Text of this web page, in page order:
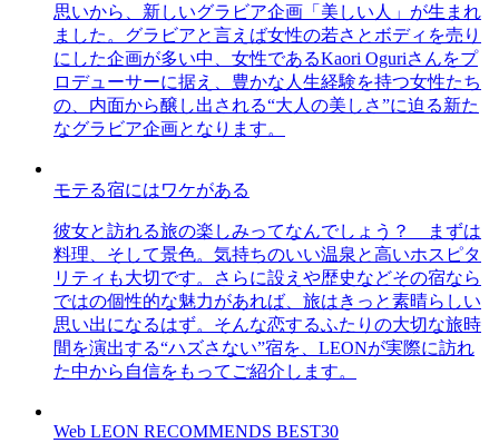
思いから、新しいグラビア企画「美しい人」が生まれ
ました。グラビアと言えば女性の若さとボディを売り
にした企画が多い中、女性であるKaori Oguriさんをプ
ロデューサーに据え、豊かな人生経験を持つ女性たち
の、内面から醸し出される“大人の美しさ”に迫る新た
なグラビア企画となります。
モテる宿にはワケがある
彼女と訪れる旅の楽しみってなんでしょう？ まずは
料理、そして景色。気持ちのいい温泉と高いホスピタ
リティも大切です。さらに設えや歴史などその宿なら
ではの個性的な魅力があれば、旅はきっと素晴らしい
思い出になるはず。そんな恋するふたりの大切な旅時
間を演出する“ハズさない”宿を、LEONが実際に訪れ
た中から自信をもってご紹介します。
Web LEON RECOMMENDS BEST30